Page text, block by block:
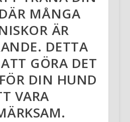
MÅNGA
ÄR
DETTA
GÖRA DET
DIN HUND
VARA